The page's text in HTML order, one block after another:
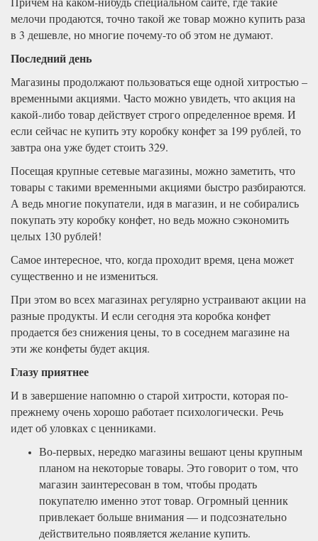
мелочи продаются, точно такой же товар можно купить раза
в 3 дешевле, но многие почему-то об этом не думают.
Последний день
Магазины продолжают пользоваться еще одной хитростью –
временными акциями. Часто можно увидеть, что акция на
какой-либо товар действует строго определенное время. И
если сейчас не купить эту коробку конфет за 199 рублей, то
завтра она уже будет стоить 329.
Посещая крупные сетевые магазины, можно заметить, что
товары с такими временными акциями быстро разбираются.
А ведь многие покупатели, идя в магазин, и не собирались
покупать эту коробку конфет, но ведь можно сэкономить
целых 130 рублей!
Самое интересное, что, когда проходит время, цена может
существенно и не измениться.
При этом во всех магазинах регулярно устраивают акции на
разные продукты. И если сегодня эта коробка конфет
продается без снижения цены, то в соседнем магазине на
эти же конфеты будет акция.
Глазу приятнее
И в завершение напомню о старой хитрости, которая по-
прежнему очень хорошо работает психологически. Речь
идет об уловках с ценниками.
Во-первых, нередко магазины вешают цены крупным
планом на некоторые товары. Это говорит о том, что
магазин заинтересован в том, чтобы продать
покупателю именно этот товар. Огромный ценник
привлекает больше внимания — и подсознательно
действительно появляется желание купить.